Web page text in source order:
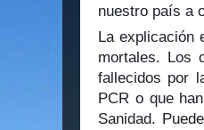
nuestro país a
La explicación
mortales. Los
fallecidos por
PCR o que
Sanidad.